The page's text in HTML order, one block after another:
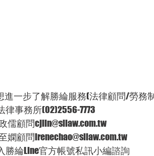
進一步了解勝綸服務(法律顧問/勞
律事務所(02)2556-7773
儒顧問cjlin@sllaw.com.tw
嫻顧問irenechao@sllaw.com.tw
勝綸Line官方帳號私訊小編諮詢